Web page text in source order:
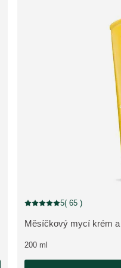
ZOBRAZIT PRODUKT:
Měsíčkový mycí krém
Aktuální hodnocení: 5 z 5
5( 65 )
200 ml